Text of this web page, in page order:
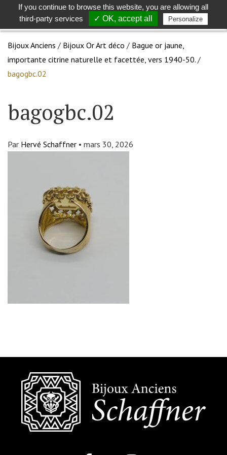
Toggle
search
Bijoux Anciens / Bijoux Or Art déco / Bague or jaune,
importante citrine naturelle et facettée, vers 1940-50. /
bagogbc.02
bagogbc.02
Par Hervé Schaffner • mars 30, 2026
If you continue to browse this website, you are allowing all
third-party services
✓ OK, accept all Personalize